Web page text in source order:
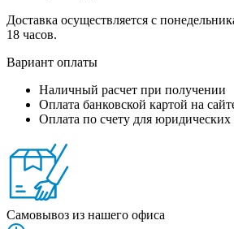
Доставка осуществляется с
18 часов.
Вариант оплаты
Наличный расчет при получении
Оплата банковской картой на
Оплата по счету для юридических
Самовывоз из нашего офиса